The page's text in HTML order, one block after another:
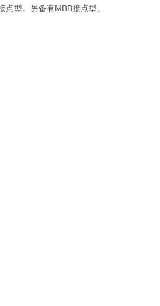
型。另备有MBB接点型。